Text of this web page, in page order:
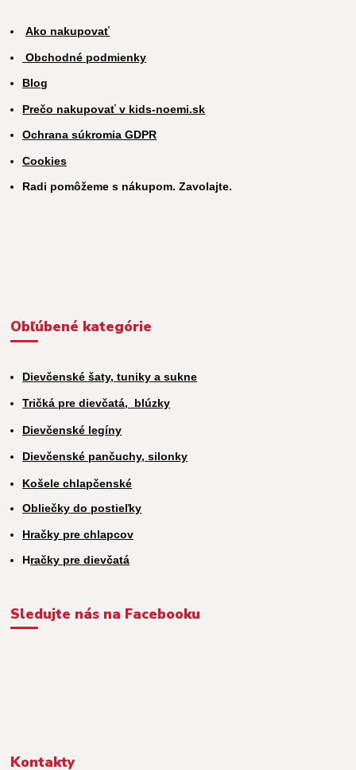
Ako nakupovať
Obchodné podmienky
Blog
Prečo nakupovať v kids-noemi.sk
Ochrana súkromia GDPR
Cookies
Radi pomôžeme s nákupom. Zavolajte.
Obľúbené kategórie
Dievčenské šaty, tuniky a sukne
Tričká pre dievčatá, blúzky
Dievčenské legíny
Dievčenské pančuchy, silonky
Košele chlapčenské
Obliečky do postieľky
Hračky pre chlapcov
Hračky pre dievčatá
Sledujte nás na Facebooku
Kontakty